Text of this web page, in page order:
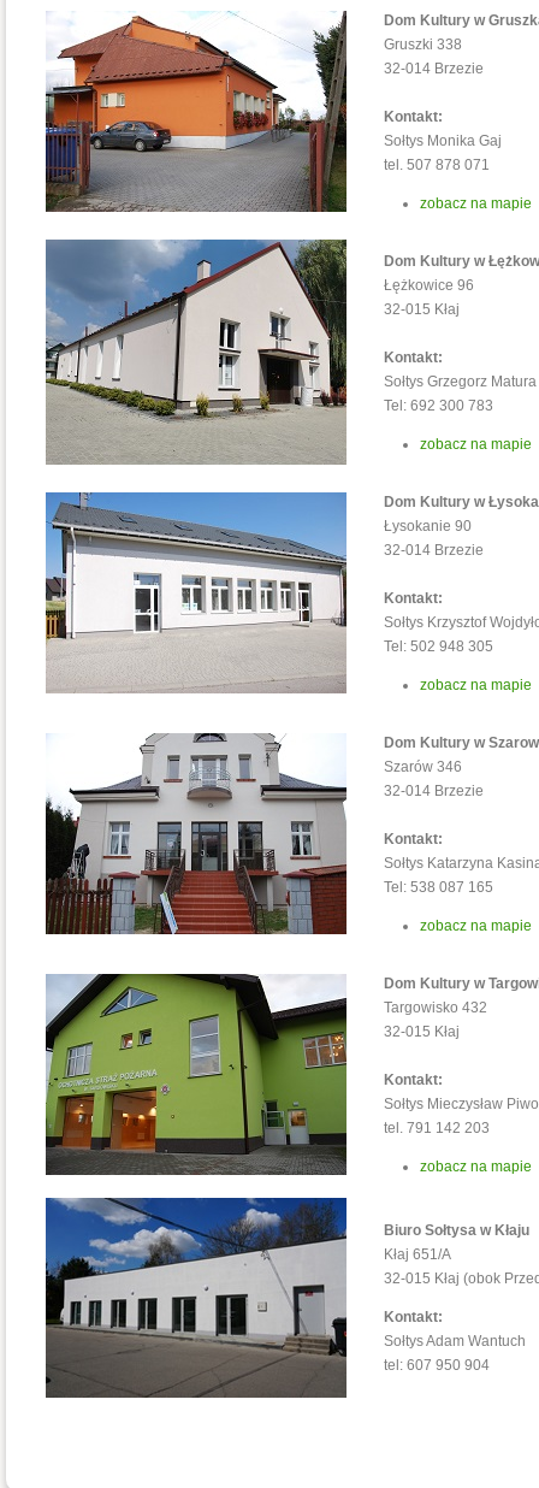
Dom Kultury w
Gruszki 338
32-014 Brzezie
Kontakt:
Sołtys Monika Gaj
tel. 507 878 071
zobacz na mapie
Dom Kultury w
Łężkowice 96
32-015 Kłaj
Kontakt:
Sołtys Grzegorz Matura
Tel: 692 300 783
zobacz na mapie
Dom Kultury w
Łysokanie 90
32-014 Brzezie
Kontakt:
Sołtys Krzysztof
Tel: 502 948 305
zobacz na mapie
Dom Kultury w
Szarów 346
32-014 Brzezie
Kontakt:
Sołtys Katarzyna
Tel: 538 087 165
zobacz na mapie
Dom Kultury w
Targowisko 432
32-015 Kłaj
Kontakt:
Sołtys Mieczysław
tel. 791 142 203
zobacz na mapie
Biuro Sołtysa w Kłaju
Kłaj 651/A
32-015 Kłaj (obok
Kontakt:
Sołtys Adam Wantuch
tel: 607 950 904